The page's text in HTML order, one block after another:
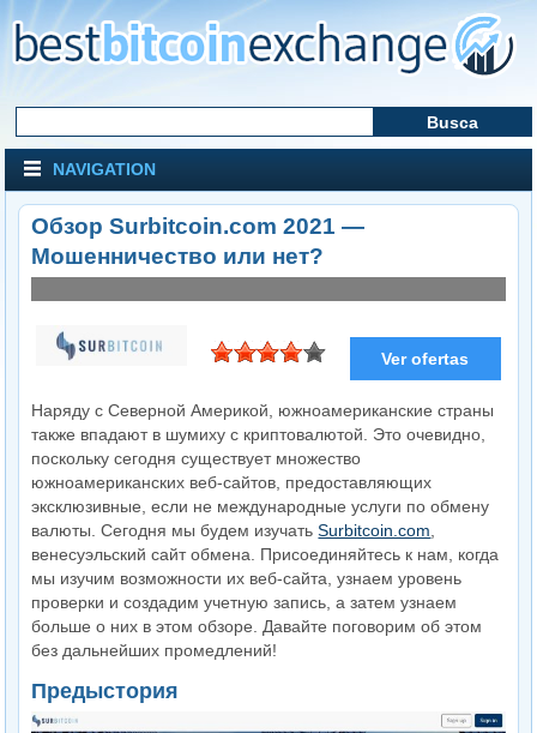
NAVIGATION
Обзор Surbitcoin.com 2021 —
Мошенничество или нет?
Visitar la web
Ver ofertas
Наряду с Северной Америкой, южноамериканские страны
также впадают в шумиху с криптовалютой. Это очевидно,
поскольку сегодня существует множество
южноамериканских веб-сайтов, предоставляющих
эксклюзивные, если не международные услуги по обмену
валюты. Сегодня мы будем изучатьSurbitcoin.com
венесуэльский сайт обмена. Присоединяйтесь к нам, когда
мы изучим возможности их веб-сайта, узнаем уровень
проверки и создадим учетную запись, а затем узнаем
больше о них в этом обзоре. Давайте поговорим об этом
без дальнейших промедлений!
Предыстория